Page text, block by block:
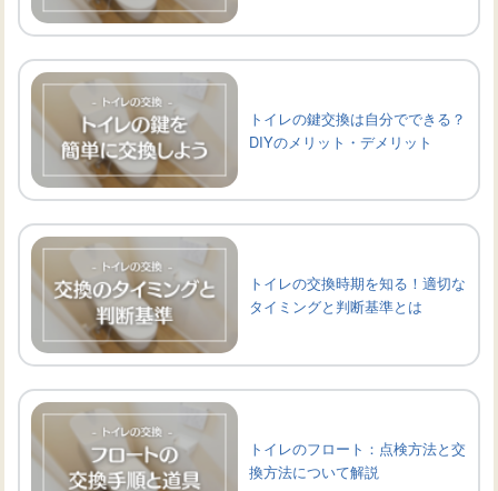
トイレの鍵交換は自分でできる？
DIYのメリット・デメリット
トイレの交換時期を知る！適切な
タイミングと判断基準とは
トイレのフロート：点検方法と交
換方法について解説